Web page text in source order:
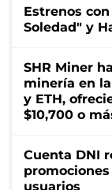
Estrenos
Soledad" y
SHR Miner
minería en
y ETH,
$10,700 o
Cuenta DNI
usuarios